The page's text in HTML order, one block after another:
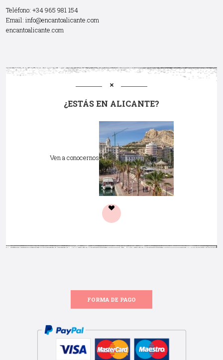
Teléfono: +34 965 981 154
Email: info@encantoalicante.com
encantoalicante.com
¿ESTÁS EN ALICANTE?
Ven a conocernos
FORMA DE PAGO